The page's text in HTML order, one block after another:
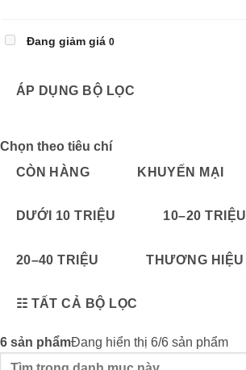
Đang giảm giá 0
ÁP DỤNG BỘ LỌC
Chọn theo tiêu chí
CÒN HÀNG
KHUYẾN MẠI
DƯỚI 10 TRIỆU 10–20 TRIỆU
20–40 TRIỆU THƯƠNG HIỆU
☷ TẤT CẢ BỘ LỌC
6 sản phẩmĐang hiển thị 6/6 sản phẩm
Tìm